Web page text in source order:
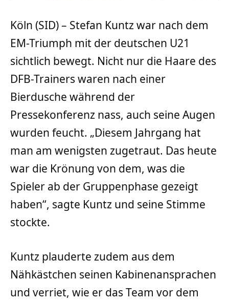
Köln (SID) – Stefan Kuntz war nach dem
EM-Triumph mit der deutschen U21
sichtlich bewegt. Nicht nur die Haare des
DFB-Trainers waren nach einer
Bierdusche während der
Pressekonferenz nass, auch seine Augen
wurden feucht. „Diesem Jahrgang hat
man am wenigsten zugetraut. Das heute
war die Krönung von dem, was die
Spieler ab der Gruppenphase gezeigt
haben“, sagte Kuntz und seine Stimme
stockte.
Kuntz plauderte zudem aus dem
Nähkästchen seinen Kabinenansprachen
und verriet, wie er das Team vor dem